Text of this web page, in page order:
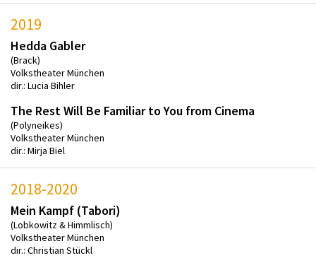
2019
Hedda Gabler
(Brack)
Volkstheater München
dir.: Lucia Bihler
The Rest Will Be Familiar to You from Cinema
(Polyneikes)
Volkstheater München
dir.: Mirja Biel
2018-2020
Mein Kampf (Tabori)
(Lobkowitz & Himmlisch)
Volkstheater München
dir.: Christian Stückl